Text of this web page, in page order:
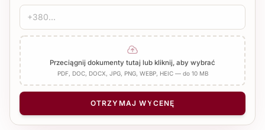
Przeciągnij dokumenty tutaj lub kliknij, aby wybrać
PDF, DOC, DOCX, JPG, PNG, WEBP, HEIC — do 10 MB
OTRZYMAJ WYCENĘ